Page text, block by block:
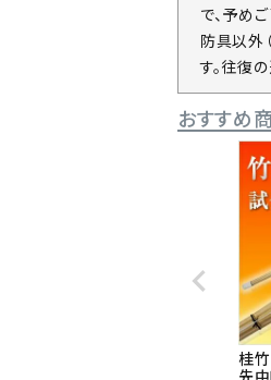
で、予め
防具以外
す。往復
おすすめ
桂
先